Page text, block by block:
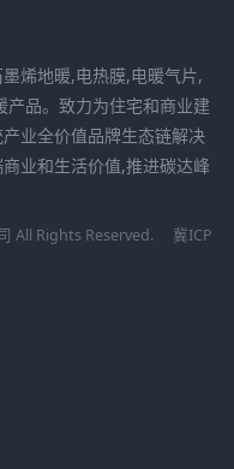
烯地暖,电热膜,电暖气片,
品。致力为住宅和商业建
业全价值品牌生态链解决
业和生活价值,推进碳达峰
All Rights Reserved.
冀ICP